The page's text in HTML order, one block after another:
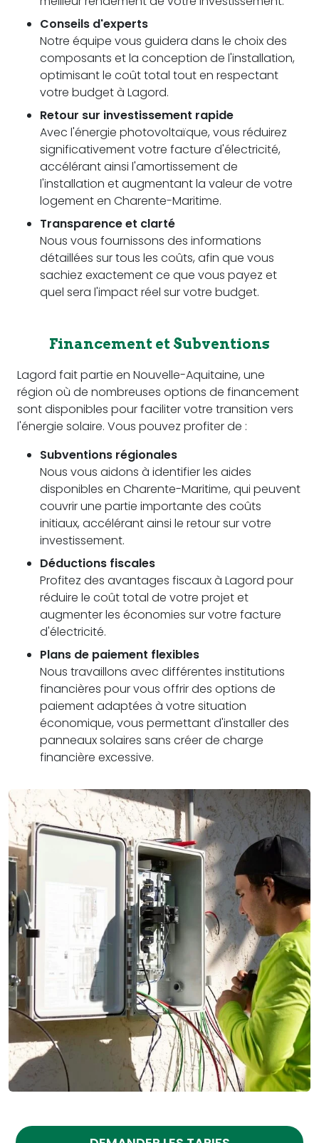
Conseils d'experts
Notre équipe vous guidera dans le choix des
composants et la conception de l'installation,
optimisant le coût total tout en respectant
votre budget à Lagord.
Retour sur investissement rapide
Avec l'énergie photovoltaïque, vous réduirez
significativement votre facture d'électricité,
accélérant ainsi l'amortissement de
l'installation et augmentant la valeur de votre
logement en Charente-Maritime.
Transparence et clarté
Nous vous fournissons des informations
détaillées sur tous les coûts, afin que vous
sachiez exactement ce que vous payez et
quel sera l'impact réel sur votre budget.
Financement et Subventions
Lagord fait partie en Nouvelle-Aquitaine, une
région où de nombreuses options de financement
sont disponibles pour faciliter votre transition vers
l'énergie solaire. Vous pouvez profiter de :
Subventions régionales
Nous vous aidons à identifier les aides
disponibles en Charente-Maritime, qui peuvent
couvrir une partie importante des coûts
initiaux, accélérant ainsi le retour sur votre
investissement.
Déductions fiscales
Profitez des avantages fiscaux à Lagord pour
réduire le coût total de votre projet et
augmenter les économies sur votre facture
d'électricité.
Plans de paiement flexibles
Nous travaillons avec différentes institutions
financières pour vous offrir des options de
paiement adaptées à votre situation
économique, vous permettant d'installer des
panneaux solaires sans créer de charge
financière excessive.